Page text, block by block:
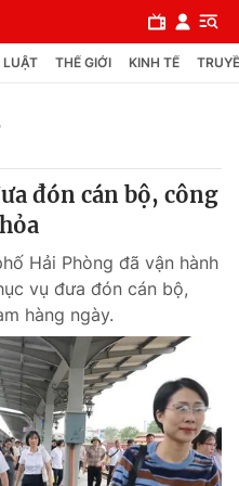
LUẬT THẾ GIỚI KINH TẾ
đón cán bộ, công
Hải Phòng đã vận hành
vụ đưa đón cán bộ,
hàng ngày.